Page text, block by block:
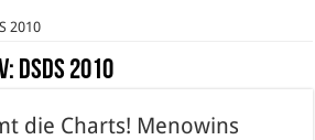
2010
DSDS 2010
die Charts! Menowins